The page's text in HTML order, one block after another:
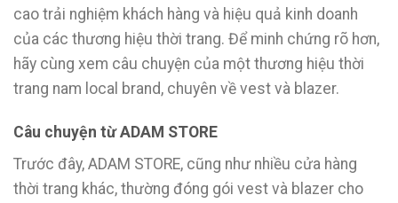
cao trải nghiệm khách hàng và hiệu quả kinh doanh
của các thương hiệu thời trang. Để minh chứng rõ hơn,
hãy cùng xem câu chuyện của một thương hiệu thời
trang nam local brand, chuyên về vest và blazer.
Câu chuyện từ ADAM STORE
Trước đây, ADAM STORE, cũng như nhiều cửa hàng
thời trang khác, thường đóng gói vest và blazer cho